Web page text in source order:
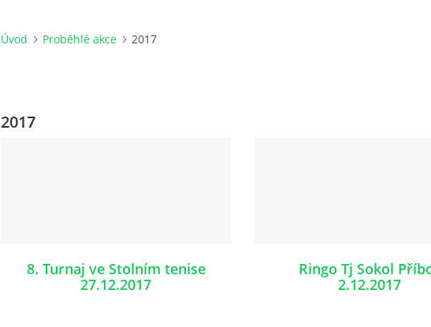
Úvod Proběhlé akce 2017
2017
8. Turnaj ve Stolním tenise
27.12.2017
Ringo Tj Sokol
2.12.2017